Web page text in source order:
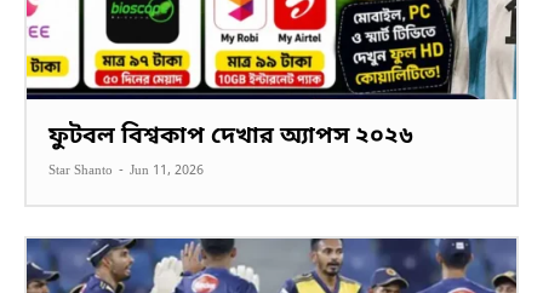
ফুটবল বিশ্বকাপ দেখার অ্যাপস ২০২৬
Star Shanto - Jun 11, 2026